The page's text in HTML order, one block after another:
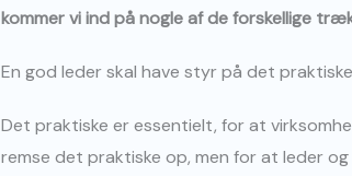
kommer vi ind på nogle af de forskellige
En god leder skal have styr på det praktiske
Det praktiske er essentielt, for at
remse det praktiske op, men for at leder